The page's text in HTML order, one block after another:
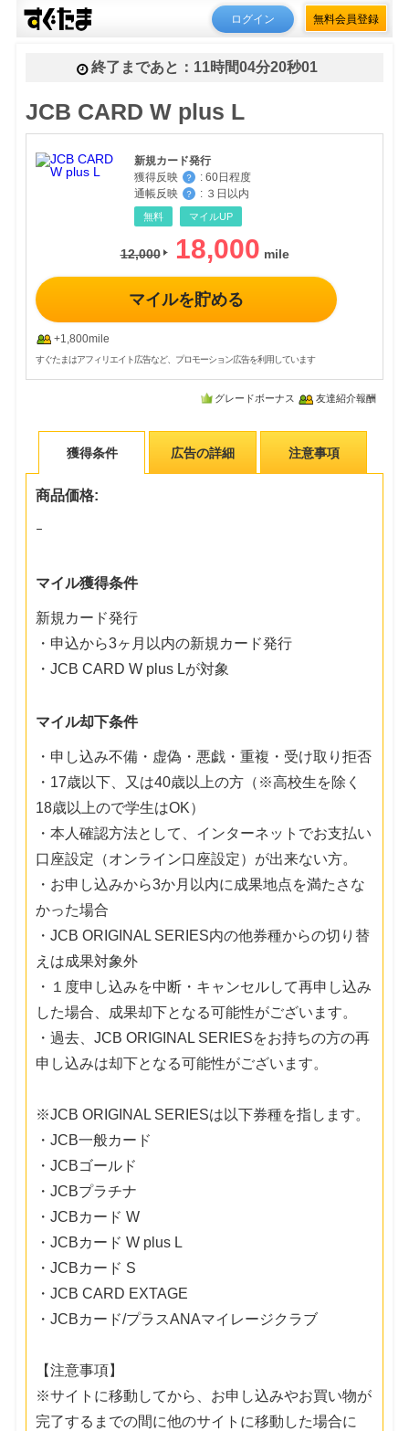
ログイン 無料会員登録
終了まであと： 11時間04分19秒77
JCB CARD W plus L
新規カード発行
獲得反映
？ : 60日程度
通帳反映
？ : ３日以内
無料 マイルUP
12,000 18,000
マイルを貯める
+1,800mile
すぐたまはアフィリエイト広告など、プロモーション広告を利用しています
グレードボーナス 友達紹介報酬
獲得条件 広告の詳細 注意事項
商品価格:
ｰ
マイル獲得条件
新規カード発行
・申込から3ヶ月以内の新規カード発行
・JCB CARD W plus Lが対象
マイル却下条件
・申し込み不備・虚偽・悪戯・重複・受け取り拒否
・17歳以下、又は40歳以上の方（※高校生を除く
18歳以上ので学生はOK）
・本人確認方法として、インターネットでお支払い
口座設定（オンライン口座設定）が出来ない方。
・お申し込みから3か月以内に成果地点を満たさな
かった場合
・JCB ORIGINAL SERIES内の他券種からの切り替
えは成果対象外
・１度申し込みを中断・キャンセルして再申し込み
した場合、成果却下となる可能性がございます。
・過去、JCB ORIGINAL SERIESをお持ちの方の再
申し込みは却下となる可能性がございます。
※JCB ORIGINAL SERIESは以下券種を指します。
・JCB一般カード
・JCBゴールド
・JCBプラチナ
・JCBカード W
・JCBカード W plus L
・JCBカード S
・JCB CARD EXTAGE
・JCBカード/プラスANAマイレージクラブ
【注意事項】
※サイトに移動してから、お申し込みやお買い物が
完了するまでの間に他のサイトに移動した場合に